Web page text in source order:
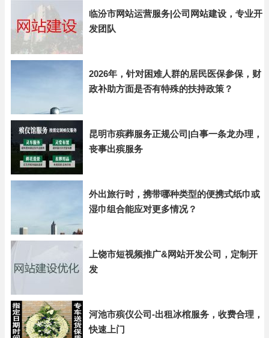
临汾市网站运营服务|公司网站建设，专业开
发团队
2026年，针对困难人群的居民医保参保，财
政补助方面是否有特殊的扶持政策？
昆明市殡葬服务正规公司|白事一条龙办理，
丧事出殡服务
外出旅行时，携带哪种类型的便携式纸巾或
湿巾组合能应对更多情况？
上饶市短视频推广&网站开发公司，定制开
发
河池市殡仪公司-出租冰棺服务，收费合理，
快速上门